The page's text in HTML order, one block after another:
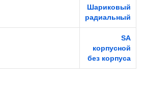
Шариковый
радиальный
SA
корпусной
без корпуса